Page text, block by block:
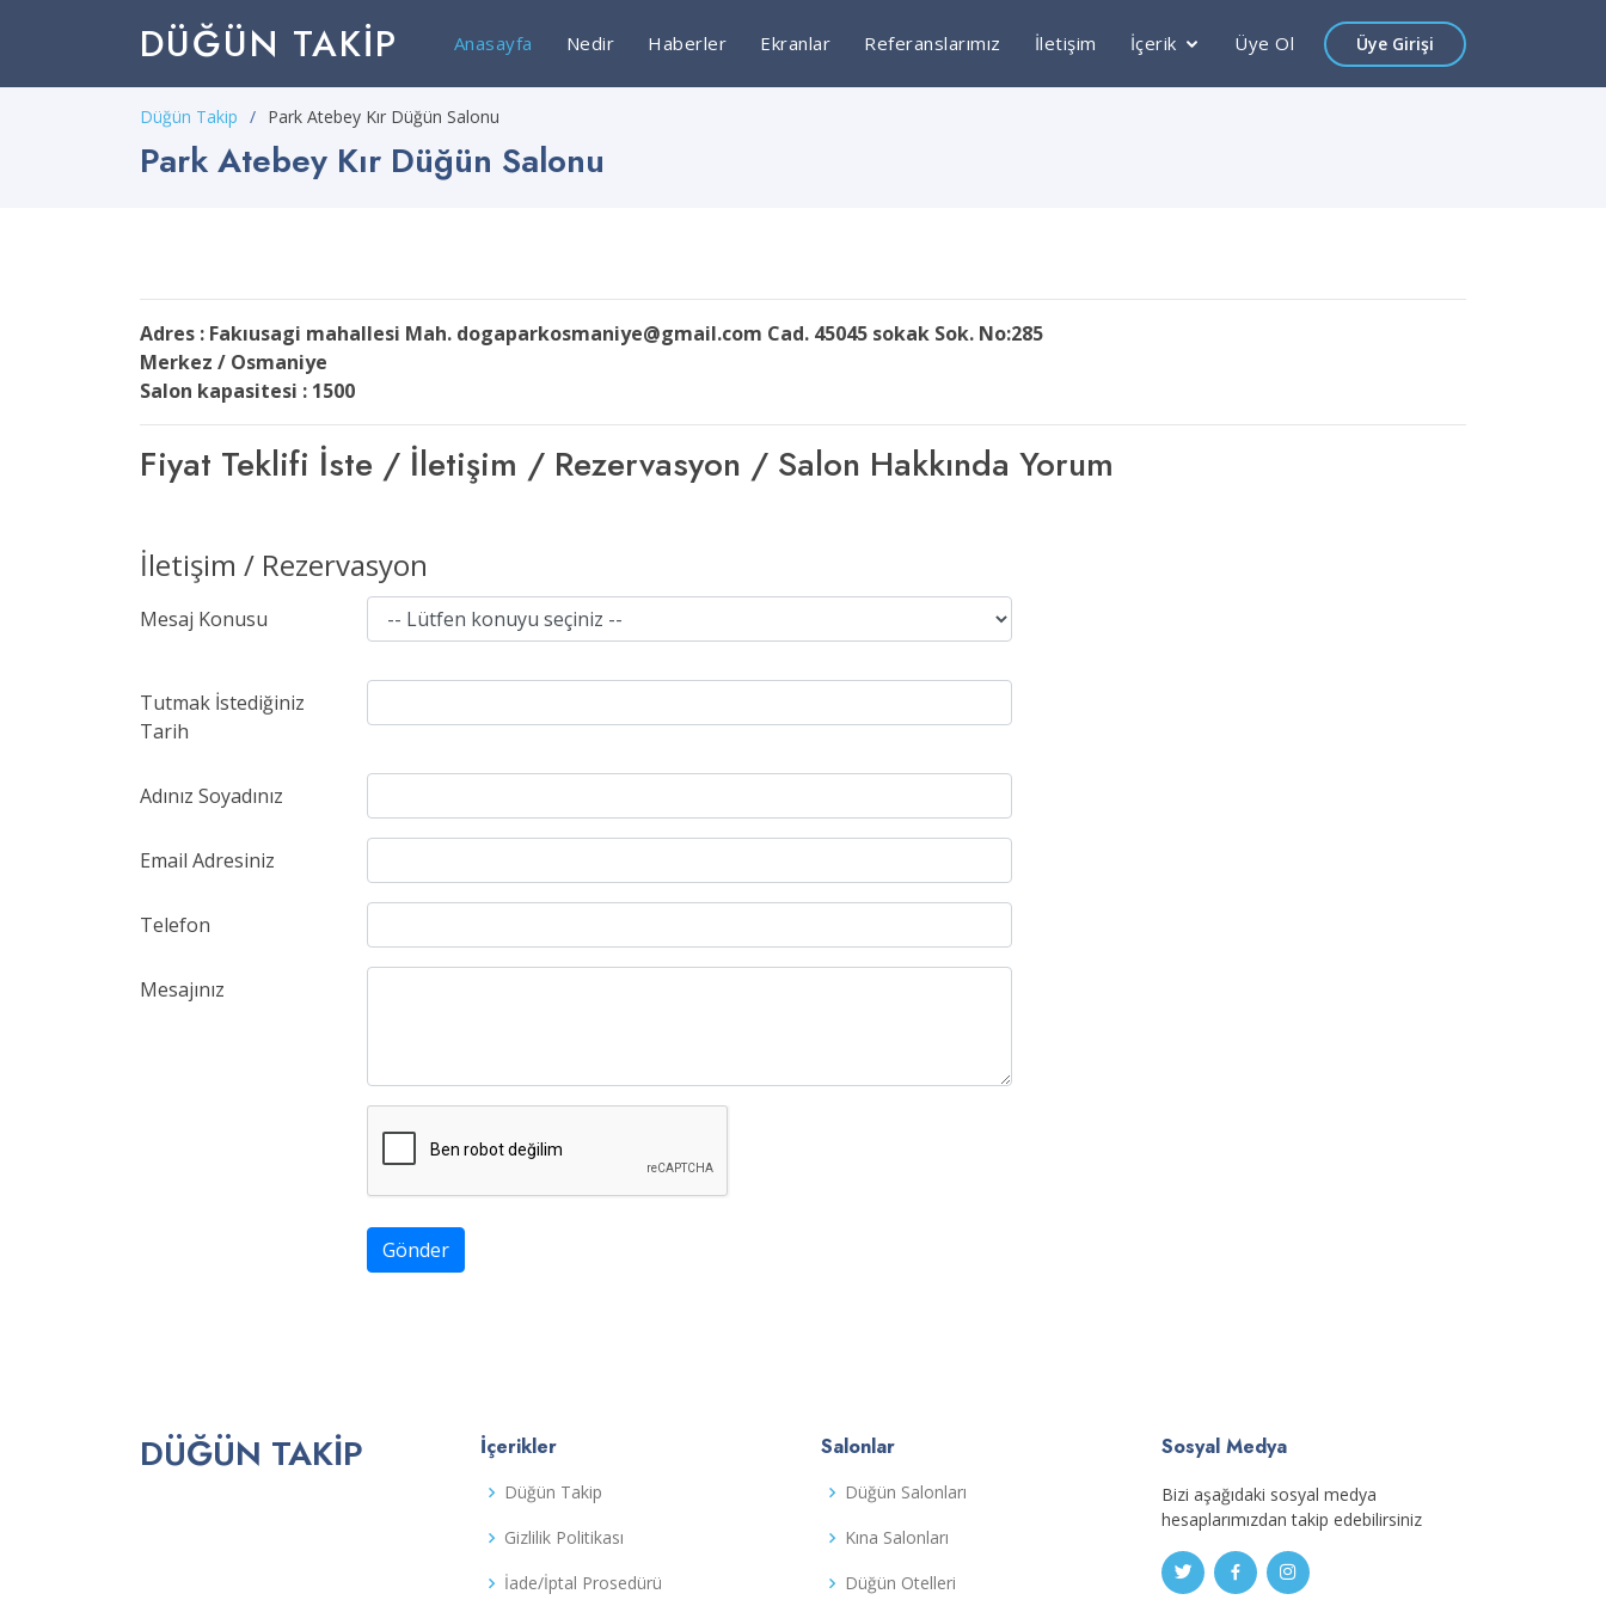
DÜĞÜN TAKIP Anasayfa Nedir Haberler Ekranlar Referanslarımız İletişim İçerik Üye Ol Üye Girişi
Düğün Takip Park Atebey Kır Düğün Salonu
Park Atebey Kır Düğün Salonu
Adres : Fakıusagi mahallesi Mah. dogaparkosmaniye@gmail.com Cad. 45045 sokak Sok. No:285
Merkez / Osmaniye
Salon kapasitesi : 1500
Fiyat Teklifi İste / İletişim / Rezervasyon / Salon Hakkında Yorum
İletişim / Rezervasyon
Mesaj Konusu
Tutmak İstediğiniz
Tarih
Adınız Soyadınız
Email Adresiniz
Telefon
Mesajınız
Gönder
DÜĞÜN TAKIP İçerikler
Düğün Takip
Gizlilik Politikası
İade/İptal Prosedürü
Salonlar
Düğün Salonları
Kına Salonları
Düğün Otelleri
Sosyal Medya
Bizi aşağıdaki sosyal medya
hesaplarımızdan takip edebilirsiniz